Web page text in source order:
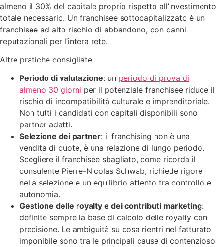
almeno il 30% del capitale proprio rispetto all’investimento
totale necessario. Un franchisee sottocapitalizzato è un
franchisee ad alto rischio di abbandono, con danni
reputazionali per l’intera rete.
Altre pratiche consigliate:
Periodo di valutazione: un periodo di prova di
almeno 30 giorni per il potenziale franchisee riduce il
rischio di incompatibilità culturale e imprenditoriale.
Non tutti i candidati con capitali disponibili sono
partner adatti.
Selezione dei partner: il franchising non è una
vendita di quote, è una relazione di lungo periodo.
Scegliere il franchisee sbagliato, come ricorda il
consulente Pierre-Nicolas Schwab, richiede rigore
nella selezione e un equilibrio attento tra controllo e
autonomia.
Gestione delle royalty e dei contributi marketing:
definite sempre la base di calcolo delle royalty con
precisione. Le ambiguità su cosa rientri nel fatturato
imponibile sono tra le principali cause di contenzioso